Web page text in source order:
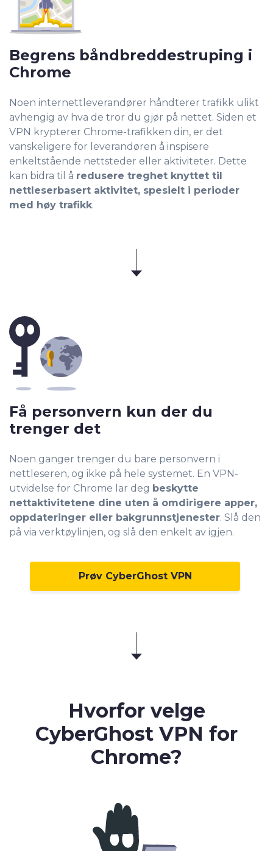
Noen internettleverandører håndterer trafikk ulikt
avhengig av hva de tror du gjør på nettet. Siden et
VPN krypterer Chrome-trafikken din, er det
vanskeligere for leverandøren å inspisere
enkeltstående nettsteder eller aktiviteter. Dette
kan bidra til å redusere treghet knyttet til
nettleserbasert aktivitet, spesielt i perioder
med høy trafikk.
Begrens båndbreddestruping i
Chrome
Få personvern kun der du
trenger det
Noen ganger trenger du bare personvern i
nettleseren, og ikke på hele systemet. En VPN-
utvidelse for Chrome lar deg beskytte
nettaktivitetene dine uten å omdirigere apper,
oppdateringer eller bakgrunnstjenester. Slå den
på via verktøylinjen, og slå den enkelt av igjen.
Prøv CyberGhost VPN
Hvorfor velge
CyberGhost VPN for
Chrome?